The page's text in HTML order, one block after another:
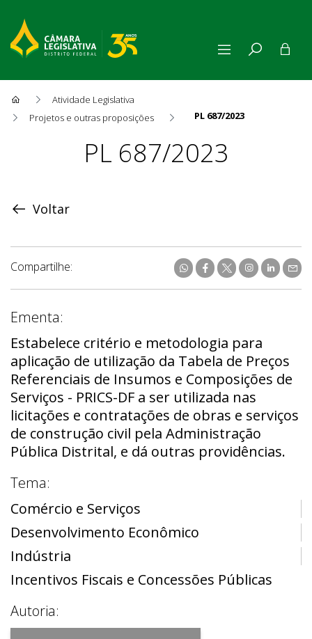
Atividade Legislativa
Projetos e outras proposições
PL 687/2023
ProposiçãoPL 687/2023
Voltar
Compartilhe:
Ementa:
Estabelece critério e metodologia para
aplicação de utilização da Tabela de Preços
Referenciais de Insumos e Composições de
Serviços - PRICS-DF a ser utilizada nas
licitações e contratações de obras e serviços
de construção civil pela Administração
Pública Distrital, e dá outras providências.
Tema:
Comércio e Serviços
Desenvolvimento Econômico
Indústria
Incentivos Fiscais e Concessões Públicas
Autoria: